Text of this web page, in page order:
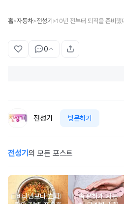
홈>자동차>전성기 >10년 전부터 퇴직을 준비했
0
전성기 방문하기
전성기 의 모든 포스트
비타민보다 효과
속 편하게 사는